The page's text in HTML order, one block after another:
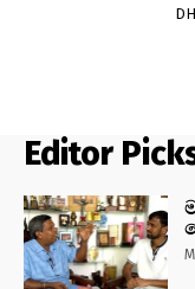
Editor